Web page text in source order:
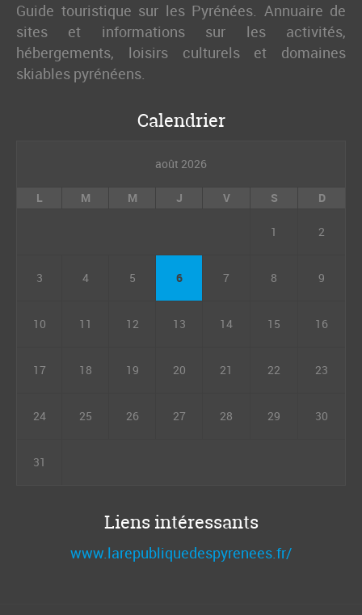
Guide touristique sur les Pyrénées. Annuaire de
sites et informations sur les activités,
hébergements, loisirs culturels et domaines
skiables pyrénéens.
Calendrier
août 2026
L M M J V S D
1 2
3 4 5 6 7 8 9
10 11 12 13 14 15 16
17 18 19 20 21 22 23
24 25 26 27 28 29 30
31
Liens intéressants
www.larepubliquedespyrenees.fr/